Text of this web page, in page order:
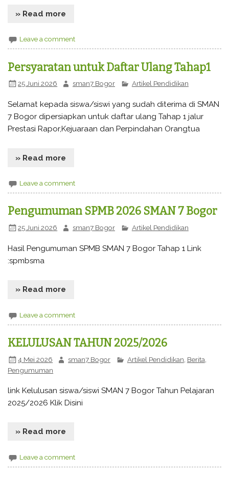
» Read more
Leave a comment
Persyaratan untuk Daftar Ulang Tahap1
25 Juni 2026 sman7 Bogor Artikel Pendidikan
Selamat kepada siswa/siswi yang sudah diterima di SMAN
7 Bogor dipersiapkan untuk daftar ulang Tahap 1 jalur
Prestasi Rapor,Kejuaraan dan Perpindahan Orangtua
» Read more
Leave a comment
Pengumuman SPMB 2026 SMAN 7 Bogor
25 Juni 2026 sman7 Bogor Artikel Pendidikan
Hasil Pengumuman SPMB SMAN 7 Bogor Tahap 1 Link
:spmbsma
» Read more
Leave a comment
KELULUSAN TAHUN 2025/2026
4 Mei 2026 sman7 Bogor Artikel Pendidikan Berita
Pengumuman
link Kelulusan siswa/siswi SMAN 7 Bogor Tahun Pelajaran
2025/2026 Klik Disini
» Read more
Leave a comment